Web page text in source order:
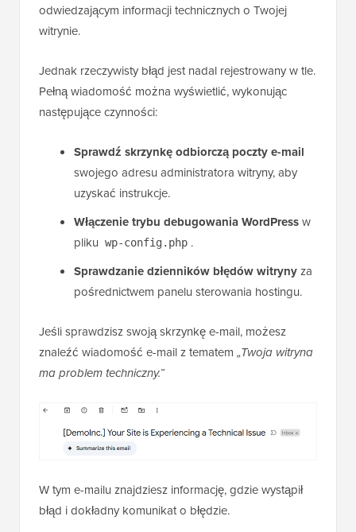
odwiedzającym informacji technicznych o Twojej
witrynie.
Jednak rzeczywisty błąd jest nadal rejestrowany w tle.
Pełną wiadomość można wyświetlić, wykonując
następujące czynności:
Sprawdź skrzynkę odbiorczą poczty e-mail
swojego adresu administratora witryny, aby
uzyskać instrukcje.
Włączenie trybu debugowania WordPressw
pliku wp-config.php .
Sprawdzanie dzienników błędów witrynyza
pośrednictwem panelu sterowania hostingu.
Jeśli sprawdzisz swoją skrzynkę e-mail, możesz
znaleźć wiadomość e-mail z tematem „Twoja witryna
ma problem techniczny.”
W tym e-mailu znajdziesz informację, gdzie wystąpił
błąd i dokładny komunikat o błędzie.